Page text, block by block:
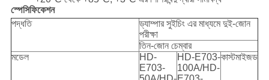
স্পেসিফিকেশন
পদ্ধতি
ড্যাম্পার সুইচিং এর মাধ্যমে দুই-জোন
পরীক্ষা
তিন-জোন চেম্বার
মডেল
HD-
E703-
HD-E703-
100A/HD-
কাস্টমাইজড